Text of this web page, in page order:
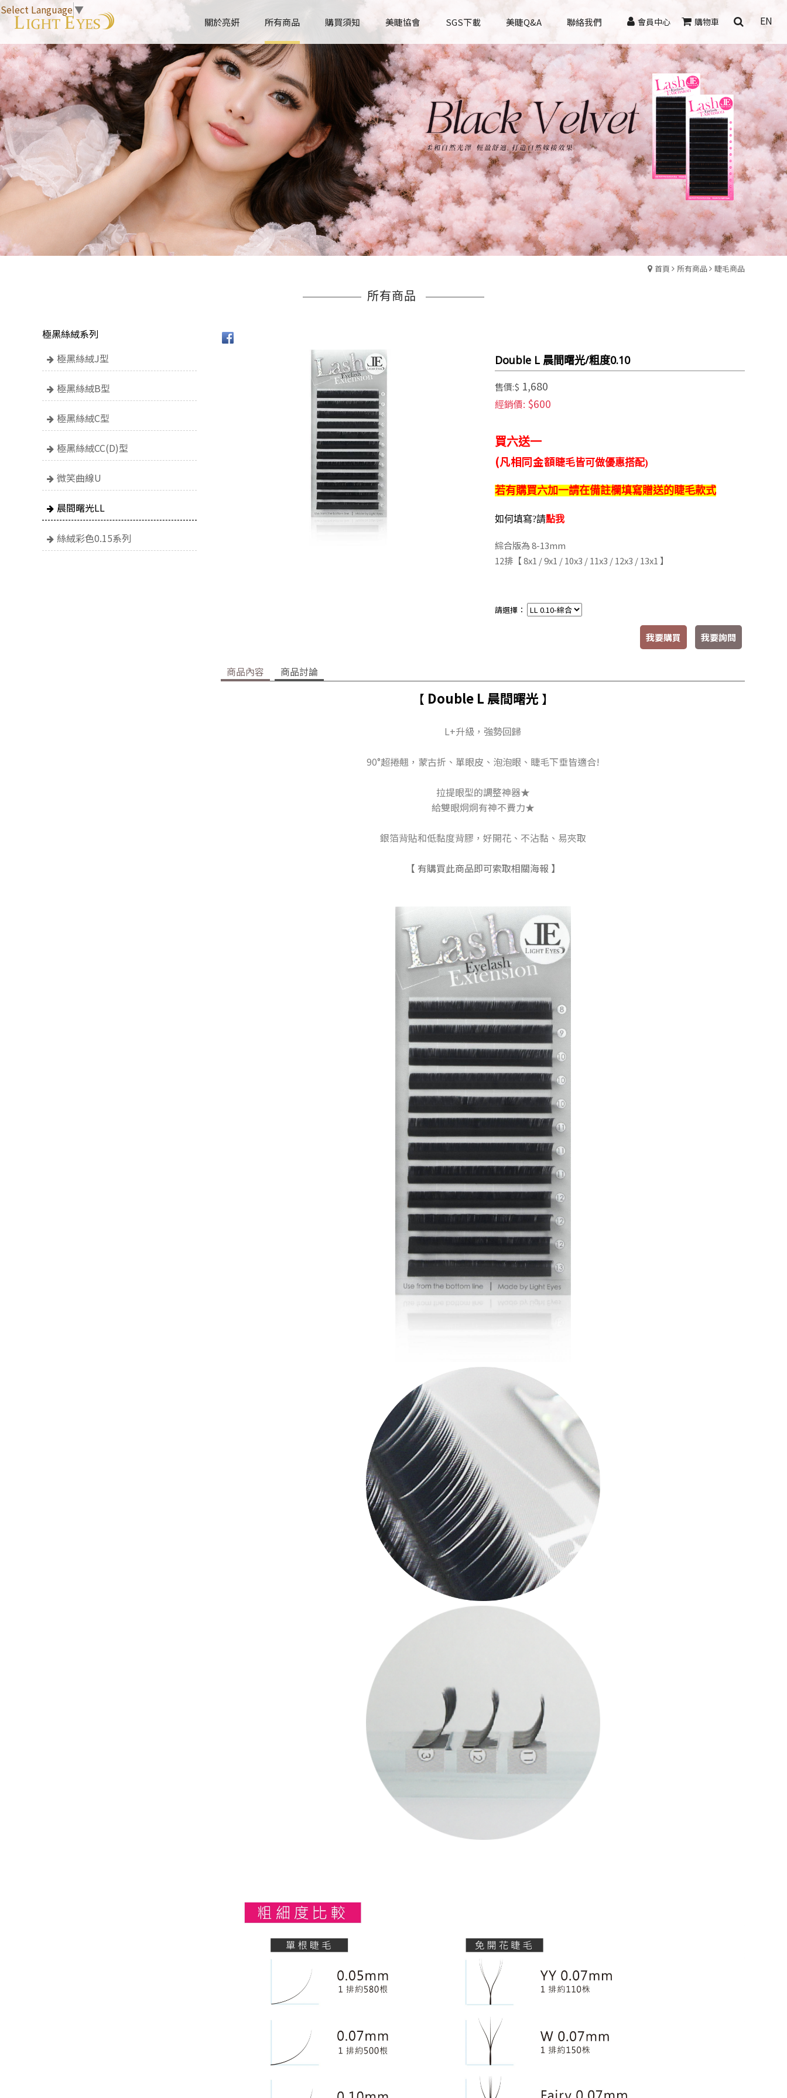
Select Language▼
EN
會員中心 購物車
關於亮妍 所有商品 購買須知 美睫協會 SGS下載 美睫Q&A 聯絡我們
首頁 所有商品 睫毛商品
所有商品
極黑絲絨系列
極黑絲絨J型
極黑絲絨B型
極黑絲絨C型
極黑絲絨CC(D)型
微笑曲線U
晨間曙光LL
絲絨彩色0.15系列
Double L 晨間曙光/粗度0.10
售價:$ 1,680
經銷價: $600
買六送一
(凡相同金額睫毛皆可做優惠搭配)
若有購買六加一請在備註欄填寫贈送的睫毛款式
如何填寫?請點我
綜合版為 8-13mm
12排【 8x1 / 9x1 / 10x3 / 11x3 / 12x3 / 13x1 】
請選擇：
我要購買 我要詢問
商品內容 商品討論
【 Double L 晨間曙光 】
L+升級，強勢回歸
90°超捲翹，蒙古折、單眼皮、泡泡眼、睫毛下垂皆適合!
拉提眼型的調整神器★
給雙眼炯炯有神不費力★
銀箔背貼和低黏度背膠，好開花、不沾黏、易夾取
【 有購買此商品即可索取相關海報 】